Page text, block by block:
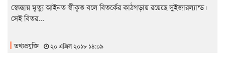
স্বেচ্ছায় মৃত্যু আইনত স্বীকৃত বলে বিতর্কের কাঠগড়ায় রয়েছে সুইজারল্যান্ড।
সেই বিতর...
তথ্যপ্রযুক্তি ২০ এপ্রিল ২০১৮ ১৪:০৯